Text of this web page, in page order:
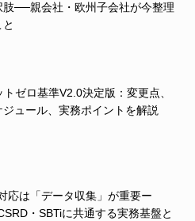
肢──親会社・欧州子会社が今整理
トゼロ基準V2.0決定版：変更点、
ュール、実務ポイントを解説
応は「データ収集」が重要ー
・SBTiに共通する実務基盤と